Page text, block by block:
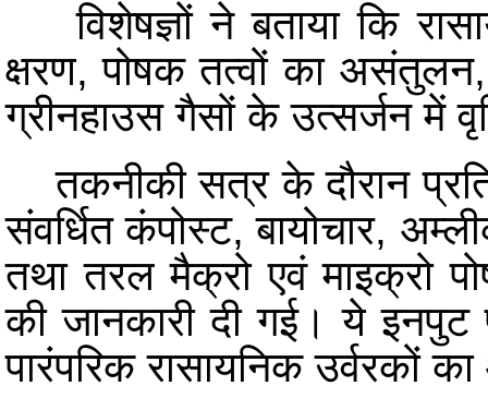
विशेषज्ञों ने बताया कि
क्षरण, पोषक तत्वों का
ग्रीनहाउस गैसों के उत्सर्जन में
तकनीकी सत्र के दौरान
संवर्धित कंपोस्ट, बायोचार,
तथा तरल मैक्रो एवं माइक्रो
की जानकारी दी गई। ये
पारंपरिक रासायनिक उर्वरकों